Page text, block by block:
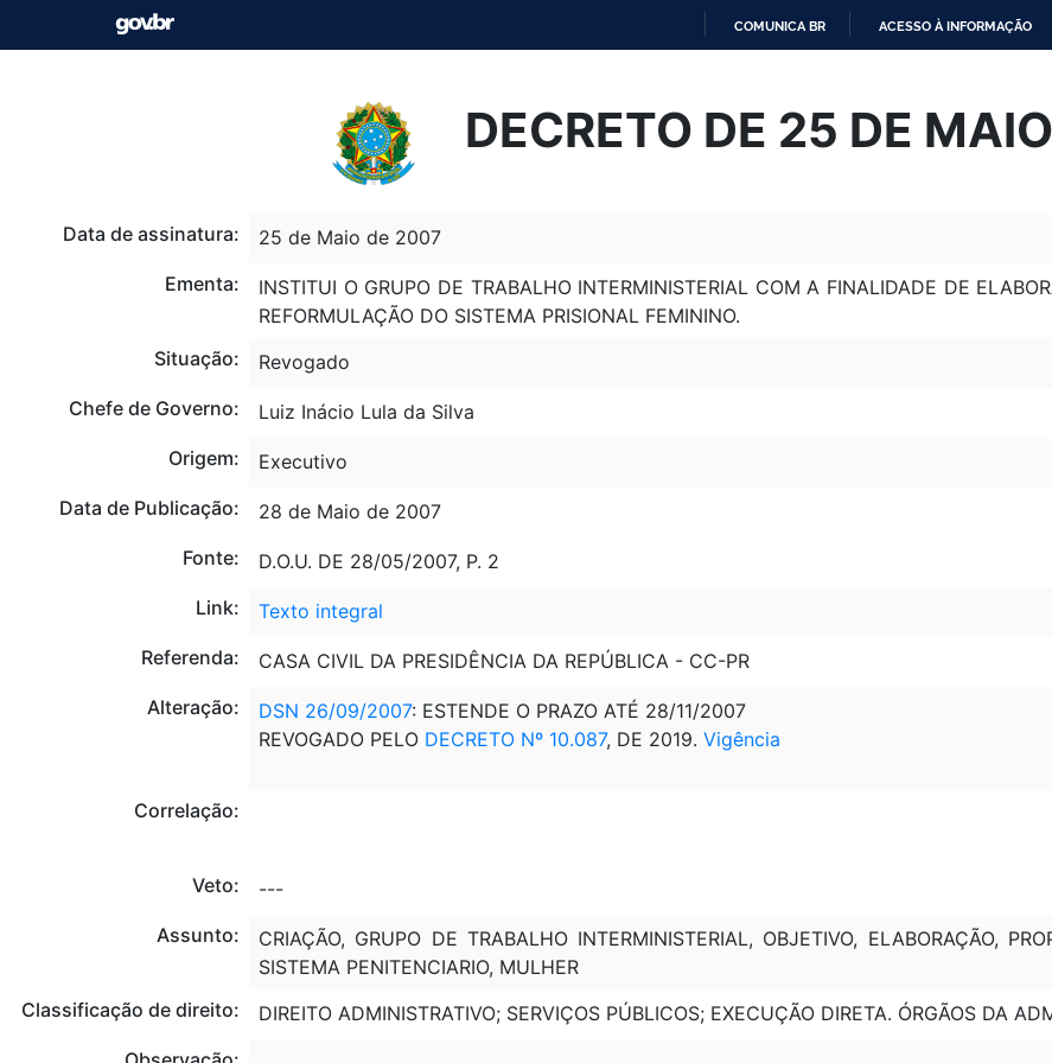
O
CONTEÚDO
COMUNICA BR ACESSO À INFORMAÇÃO
DECRETO DE 25 DE
Data de assinatura:
25 de Maio de 2007
Ementa:
INSTITUI O GRUPO DE TRABALHO INTERMINISTERIAL COM A FINALIDADE DE
REFORMULAÇÃO DO SISTEMA PRISIONAL FEMININO.
Situação:
Revogado
Chefe de Governo:
Luiz Inácio Lula da Silva
Origem:
Executivo
Data de Publicação:
28 de Maio de 2007
Fonte:
D.O.U. DE 28/05/2007, P. 2
Link:
Texto integral
Referenda:
CASA CIVIL DA PRESIDÊNCIA DA REPÚBLICA - CC-PR
Alteração:
DSN 26/09/2007: ESTENDE O PRAZO ATÉ 28/11/2007
REVOGADO PELO DECRETO Nº 10.087, DE 2019. Vigência
Correlação:
Veto:
---
Assunto:
CRIAÇÃO, GRUPO DE TRABALHO INTERMINISTERIAL, OBJETIVO, ELABORAÇÃO,
SISTEMA PENITENCIARIO, MULHER
Classificação de direito:
DIREITO ADMINISTRATIVO; SERVIÇOS PÚBLICOS; EXECUÇÃO DIRETA. ÓRGÃOS DA